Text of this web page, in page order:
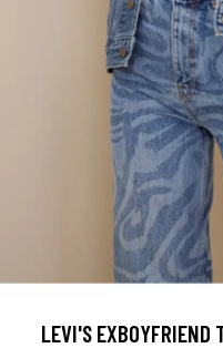
LEVI'S EXBOYFRIEND